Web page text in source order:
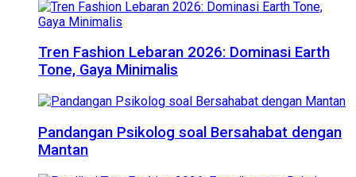
Tren Fashion Lebaran 2026: Dominasi Earth
Tone, Gaya Minimalis
Pandangan Psikolog soal Bersahabat dengan
Mantan